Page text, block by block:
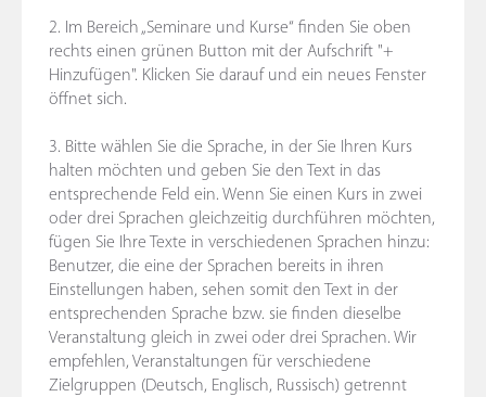
2. Im Bereich „Seminare und Kurse“ finden Sie oben
rechts einen grünen Button mit der Aufschrift "+
Hinzufügen". Klicken Sie darauf und ein neues Fenster
öffnet sich.
3. Bitte wählen Sie die Sprache, in der Sie Ihren Kurs
halten möchten und geben Sie den Text in das
entsprechende Feld ein. Wenn Sie einen Kurs in zwei
oder drei Sprachen gleichzeitig durchführen möchten,
fügen Sie Ihre Texte in verschiedenen Sprachen hinzu:
Benutzer, die eine der Sprachen bereits in ihren
Einstellungen haben, sehen somit den Text in der
entsprechenden Sprache bzw. sie finden dieselbe
Veranstaltung gleich in zwei oder drei Sprachen. Wir
empfehlen, Veranstaltungen für verschiedene
Zielgruppen (Deutsch, Englisch, Russisch) getrennt